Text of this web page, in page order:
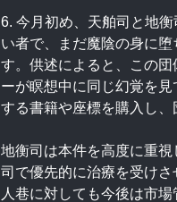
6. 今月初め、天舶司と地
い者で、まだ魔陰の身に
す。供述によると、この
ーが瞑想中に同じ幻覚を
する書籍や座標を購入し、
地衡司は本件を高度に重
司で優先的に治療を受け
人巷に対しても今後は市